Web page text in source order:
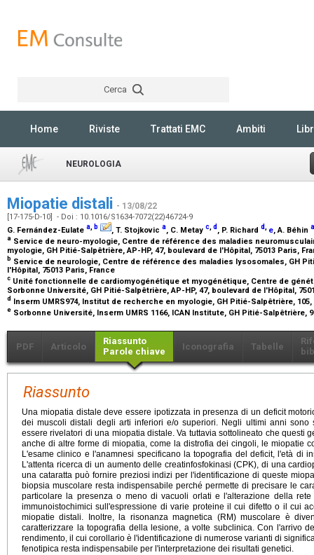
Cerca
Home Riviste Trattati EMC Ambiti
NEUROLOGIA
Miopatie distali - 13/08/22
[17-175-D-10] - Doi : 10.1016/S1634-7072(22)46724-9
G. Fernández-Eulate a, b , T. Stojkovic a, C. Metay c,d , P. Richard d, e, A. Béhin a
a Service de neuro-myologie, Centre de référence des maladies
myologie, GH Pitié-Salpêtrière, AP-HP, 47, boulevard de l'Hôpital, 75013 Paris,
b Service de neurologie, Centre de référence des maladies lysosomales, GH
l'Hôpital, 75013 Paris, France
c Unité fonctionnelle de cardiomyogénétique et myogénétique, Centre de
Sorbonne Université, GH Pitié-Salpêtrière, AP-HP, 47, boulevard de l'Hôpital,
d Inserm UMRS974, Institut de recherche en myologie, GH Pitié-Salpêtrière,
e Sorbonne Université, Inserm UMRS 1166, ICAN Institute, GH Pitié-Salpêtrière,
PDF Articolo
Riassunto
Parole chiave
Iconografia Tabelle
Riassunto
Una miopatia distale deve essere ipotizzata in presenza di un deficit
dei muscoli distali degli arti inferiori e/o superiori. Negli ultimi anni sono
essere rivelatori di una miopatia distale. Va tuttavia sottolineato che questi
anche di altre forme di miopatia, come la distrofia dei cingoli, le miopatie
L'esame clinico e l'anamnesi specificano la topografia del deficit, l'età di
L'attenta ricerca di un aumento delle creatinfosfokinasi (CPK), di una
una cataratta può fornire preziosi indizi per l'identificazione di queste
biopsia muscolare resta indispensabile perché permette di precisare le
particolare la presenza o meno di vacuoli orlati e l'alterazione della
immunoistochimici sull'espressione di varie proteine il cui difetto o il cui
miopatie distali. Inoltre, la risonanza magnetica (RM) muscolare è
caratterizzare la topografia della lesione, a volte subclinica. Con l'arrivo
rendimento, il cui corollario è l'identificazione di numerose varianti di
fenotipica resta indispensabile per l'interpretazione dei risultati genetici.